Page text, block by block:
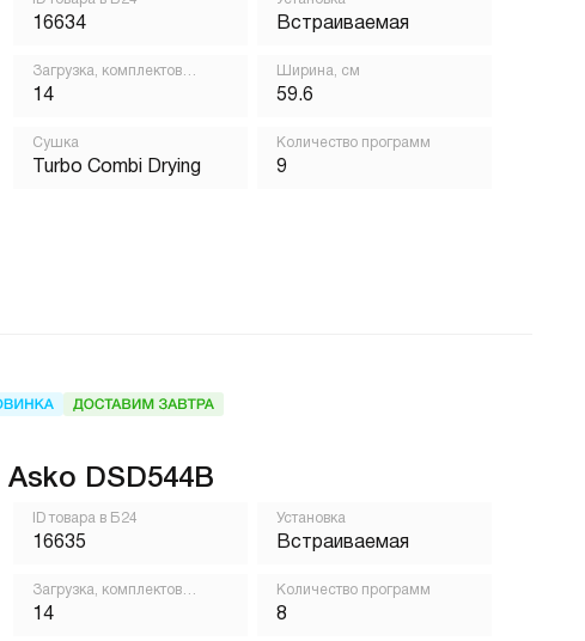
16634 Встраиваемая
Загрузка, комплектов
посуды
14
Ширина, см
59.6
Сушка
Turbo Combi Drying
Количество программ
9
Asko DSD544B
ID товара в Б24
16635
Установка
Встраиваемая
Загрузка, комплектов
посуды
14
Количество программ
8